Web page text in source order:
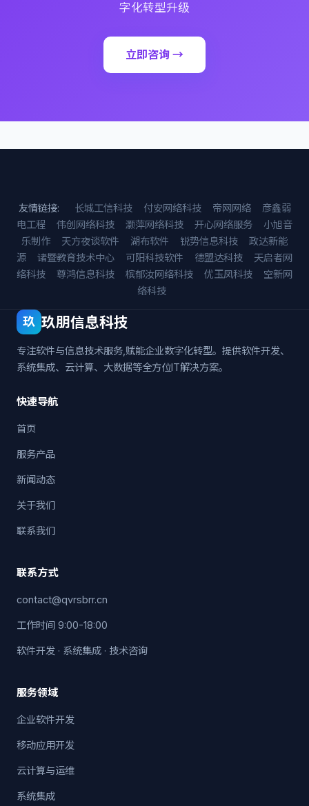
字化转型升级
立即咨询 →
友情链接: 长城工信科技 付安网络科技 帝网网络
彦鑫弱
电工程
伟创网络科技 灏萍网络科技 开心网络服务
小旭音
乐制作
天方夜谈软件 湖布软件 锐势信息科技
政达新能
源
诸暨教育技术中心 可阳科技软件 德盟达科技
天启者网
络科技
尊鸿信息科技 槟郁汝网络科技 优玉凤科技
空新网
络科技
玖 玖朋信息科技
专注软件与信息技术服务,赋能企业数字化转型。提供软件开发、
系统集成、云计算、大数据等全方位IT解决方案。
快速导航
首页
服务产品
新闻动态
关于我们
联系我们
联系方式
contact@qvrsbrr.cn
工作时间 9:00-18:00
软件开发 · 系统集成 · 技术咨询
服务领域
企业软件开发
移动应用开发
云计算与运维
系统集成